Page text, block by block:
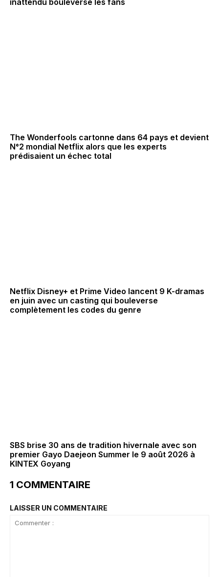
The Wonderfools cartonne dans 64 pays et devient
N°2 mondial Netflix alors que les experts
prédisaient un échec total
Netflix Disney+ et Prime Video lancent 9 K-dramas
en juin avec un casting qui bouleverse
complètement les codes du genre
SBS brise 30 ans de tradition hivernale avec son
premier Gayo Daejeon Summer le 9 août 2026 à
KINTEX Goyang
1 COMMENTAIRE
LAISSER UN COMMENTAIRE